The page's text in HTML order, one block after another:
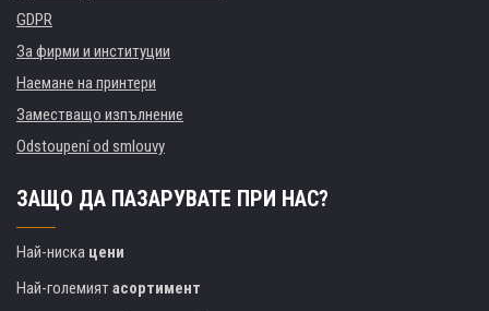
GDPR
За фирми и институции
Наемане на принтери
Заместващо изпълнение
Odstoupení od smlouvy
ЗАЩО ДА ПАЗАРУВАТЕ ПРИ НАС?
Най-ниска цени
Най-големиятасортимент